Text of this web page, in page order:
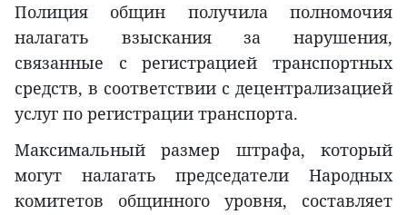
Полиция общин получила полномочия
налагать взыскания за нарушения,
связанные с регистрацией транспортных
средств, в соответствии с децентрализацией
услуг по регистрации транспорта.
Максимальный размер штрафа, который
могут налагать председатели Народных
комитетов общинного уровня, составляет